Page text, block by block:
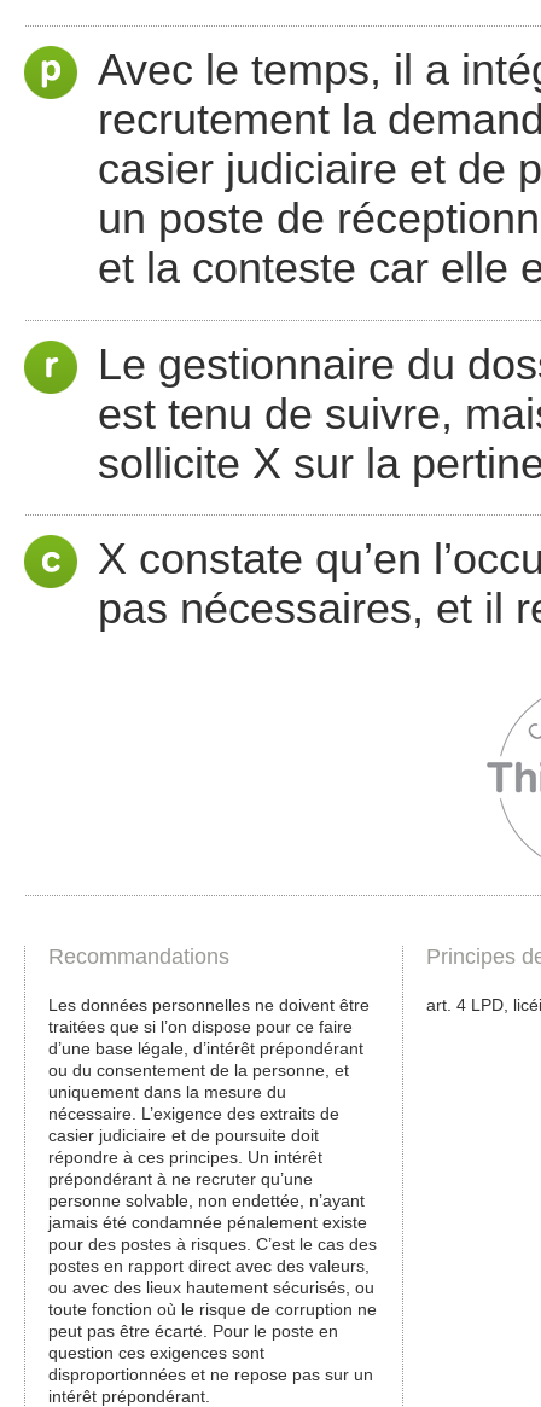
Avec le temps, il a
recrutement la
casier judiciaire et de
un poste de
et la conteste car elle
Le gestionnaire du
est tenu de suivre,
sollicite X sur la
X constate qu’en
pas nécessaires, et il
Recommandations
Les données personnelles ne doivent être
traitées que si l’on dispose pour ce faire
d’une base légale, d’intérêt prépondérant
ou du consentement de la personne, et
uniquement dans la mesure du
nécessaire. L’exigence des extraits de
casier judiciaire et de poursuite doit
répondre à ces principes. Un intérêt
prépondérant à ne recruter qu’une
personne solvable, non endettée, n’ayant
jamais été condamnée pénalement existe
pour des postes à risques. C’est le cas des
postes en rapport direct avec des valeurs,
ou avec des lieux hautement sécurisés, ou
toute fonction où le risque de corruption ne
peut pas être écarté. Pour le poste en
question ces exigences sont
disproportionnées et ne repose pas sur un
intérêt prépondérant.
Principes
art. 4 LPD,